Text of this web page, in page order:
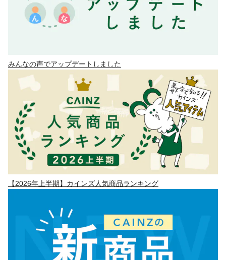
みんなの声でアップデートしました
【2026年上半期】カインズ人気商品ランキング